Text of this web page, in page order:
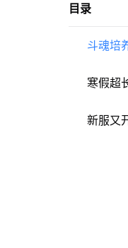
目录
斗魂培
心协力
寒假超
季
新服又